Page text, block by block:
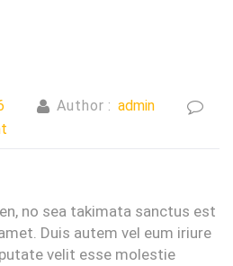
Author : admin
no sea takimata sanctus est
Duis autem vel eum iriure
velit esse molestie